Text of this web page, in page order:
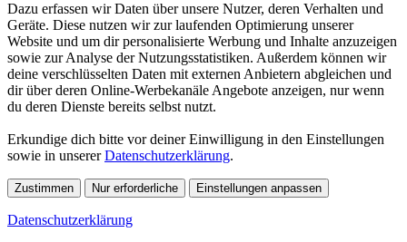
Dazu erfassen wir Daten über unsere Nutzer, deren Verhalten und
Geräte. Diese nutzen wir zur laufenden Optimierung unserer
Website und um dir personalisierte Werbung und Inhalte anzuzeigen
sowie zur Analyse der Nutzungsstatistiken. Außerdem können wir
deine verschlüsselten Daten mit externen Anbietern abgleichen und
dir über deren Online-Werbekanäle Angebote anzeigen, nur wenn
du deren Dienste bereits selbst nutzt.
Erkundige dich bitte vor deiner Einwilligung in den Einstellungen
sowie in unsererDatenschutzerklärung.
Zustimmen Nur erforderliche Einstellungen anpassen
Datenschutzerklärung